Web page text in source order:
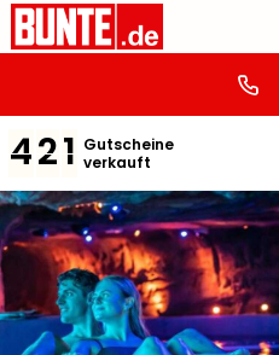
421 Gutscheine
verkauft